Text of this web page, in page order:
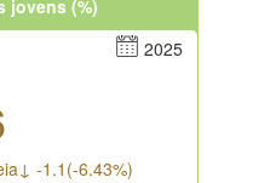
jovens (%)
2025
-1.1(-6.43%)